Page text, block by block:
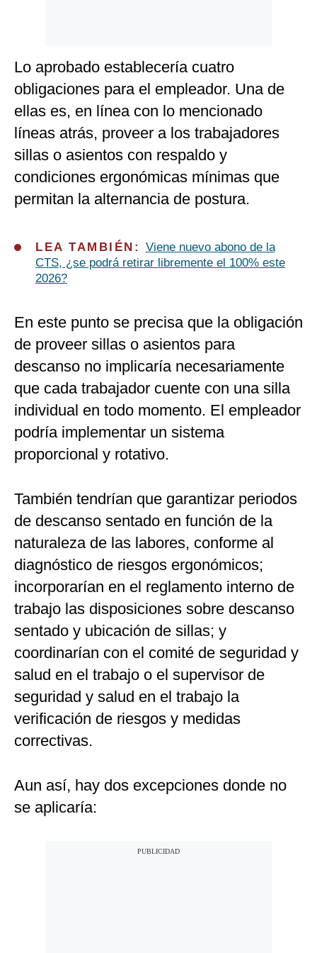
Lo aprobado establecería cuatro
obligaciones para el empleador. Una de
ellas es, en línea con lo mencionado
líneas atrás, proveer a los trabajadores
sillas o asientos con respaldo y
condiciones ergonómicas mínimas que
permitan la alternancia de postura.
LEA TAMBIÉN: Viene nuevo abono de la
CTS, ¿se podrá retirar libremente el 100% este
2026?
En este punto se precisa que la obligación
de proveer sillas o asientos para
descanso no implicaría necesariamente
que cada trabajador cuente con una silla
individual en todo momento. El empleador
podría implementar un sistema
proporcional y rotativo.
También tendrían que garantizar periodos
de descanso sentado en función de la
naturaleza de las labores, conforme al
diagnóstico de riesgos ergonómicos;
incorporarían en el reglamento interno de
trabajo las disposiciones sobre descanso
sentado y ubicación de sillas; y
coordinarían con el comité de seguridad y
salud en el trabajo o el supervisor de
seguridad y salud en el trabajo la
verificación de riesgos y medidas
correctivas.
Aun así, hay dos excepciones donde no
se aplicaría: